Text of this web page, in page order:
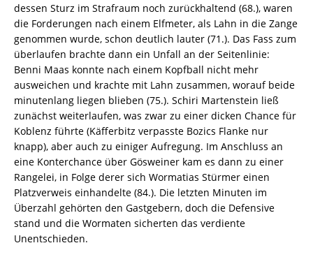
dessen Sturz im Strafraum noch zurückhaltend (68.), waren
die Forderungen nach einem Elfmeter, als Lahn in die Zange
genommen wurde, schon deutlich lauter (71.). Das Fass zum
überlaufen brachte dann ein Unfall an der Seitenlinie:
Benni Maas konnte nach einem Kopfball nicht mehr
ausweichen und krachte mit Lahn zusammen, worauf beide
minutenlang liegen blieben (75.). Schiri Martenstein ließ
zunächst weiterlaufen, was zwar zu einer dicken Chance für
Koblenz führte (Käfferbitz verpasste Bozics Flanke nur
knapp), aber auch zu einiger Aufregung. Im Anschluss an
eine Konterchance über Gösweiner kam es dann zu einer
Rangelei, in Folge derer sich Wormatias Stürmer einen
Platzverweis einhandelte (84.). Die letzten Minuten im
Überzahl gehörten den Gastgebern, doch die Defensive
stand und die Wormaten sicherten das verdiente
Unentschieden.